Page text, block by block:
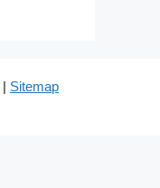
| Sitemap